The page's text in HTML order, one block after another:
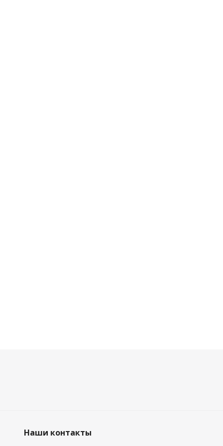
Наши контакты